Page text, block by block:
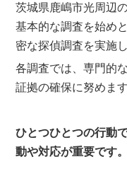
茨城県鹿嶋市光周辺
基本的な調査を始め
密な探偵調査を実施し
各調査では、専門的
証拠の確保に努めます
ひとつひとつの行動
動や対応が重要です。